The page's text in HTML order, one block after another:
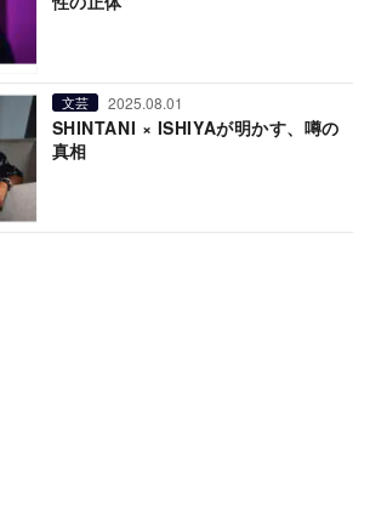
文芸 2025.08.01
SHINTANI × ISHIYAが明かす、噂の
真相